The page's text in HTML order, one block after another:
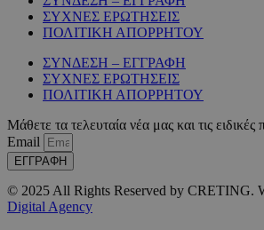
ΣΥΧΝΕΣ ΕΡΩΤΗΣΕΙΣ
ΠΟΛΙΤΙΚΗ ΑΠΟΡΡΗΤΟΥ
ΣΥΝΔΕΣΗ – ΕΓΓΡΑΦΗ
ΣΥΧΝΕΣ ΕΡΩΤΗΣΕΙΣ
ΠΟΛΙΤΙΚΗ ΑΠΟΡΡΗΤΟΥ
Μάθετε τα τελευταία νέα μας και τις
Email
ΕΓΓΡΑΦΗ
© 2025 All Rights Reserved by CRETING.
Digital Agency